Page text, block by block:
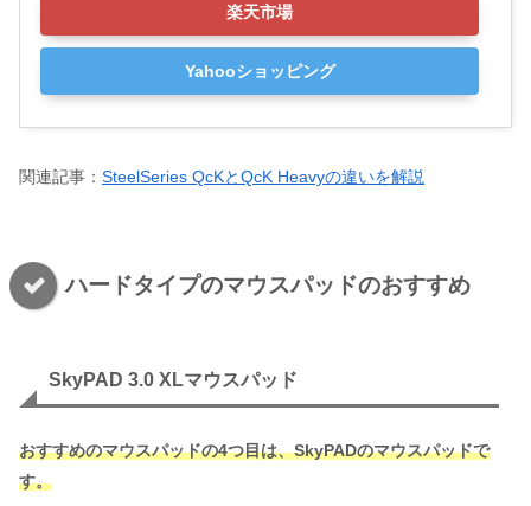
楽天市場
Yahooショッピング
関連記事： SteelSeries QcKとQcK Heavyの違いを解説
ハードタイプのマウスパッドのおすすめ
SkyPAD 3.0 XLマウスパッド
おすすめのマウスパッドの4つ目は、SkyPADのマウスパッドで
す。